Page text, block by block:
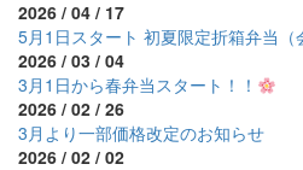
2026 / 04 / 17
5月1日スタート 初夏限定折箱弁当（
2026 / 03 / 04
3月1日から春弁当スタート！！
2026 / 02 / 26
3月より一部価格改定のお知らせ
2026 / 02 / 02